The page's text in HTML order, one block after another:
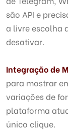
são API e
a livre escolha
desativar.
Integração de
para mostrar
variações de
plataforma
único clique.